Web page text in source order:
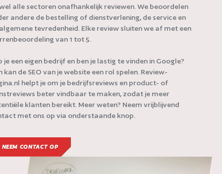
alle sectoren onafhankelijk reviewen. We beoordelen
andere de bestelling of dienstverlening, de service en
tevredenheid. Elke review sluiten we af met een
van 1 tot 5.
je een eigen bedrijf en ben je lastig te vinden in Google?
kan de SEO van je website een rol spelen. Review-
helpt je om je bedrijfsreviews en product- of
beter vindbaar te maken, zodat je meer
klanten bereikt. Meer weten? Neem vrijblijvend
met ons op via onderstaande knop.
NEEM CONTACT OP